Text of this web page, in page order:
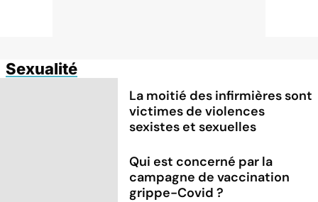
Sexualité
La moitié des infirmières sont
victimes de violences
sexistes et sexuelles
Qui est concerné par la
campagne de vaccination
grippe-Covid ?